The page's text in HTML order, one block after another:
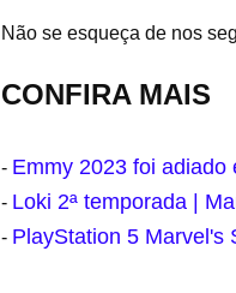
Não se esqueça de nos
CONFIRA MAIS
- Emmy 2023 foi
- Loki 2ª temporada |
- PlayStation 5 Marvel's